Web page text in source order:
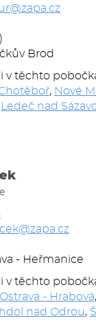
Brod
v těchto
, Nové
Ledeč nad
- Heřmanice
v těchto
Ostrava - Hrabová,
nad Odrou,